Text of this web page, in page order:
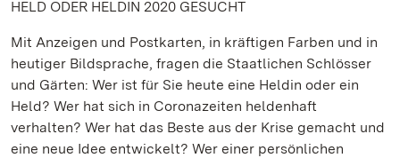
HELD ODER HELDIN 2020 GESUCHT
Mit Anzeigen und Postkarten, in kräftigen Farben und in
heutiger Bildsprache, fragen die Staatlichen Schlösser
und Gärten: Wer ist für Sie heute eine Heldin oder ein
Held? Wer hat sich in Coronazeiten heldenhaft
verhalten? Wer hat das Beste aus der Krise gemacht und
eine neue Idee entwickelt? Wer einer persönlichen